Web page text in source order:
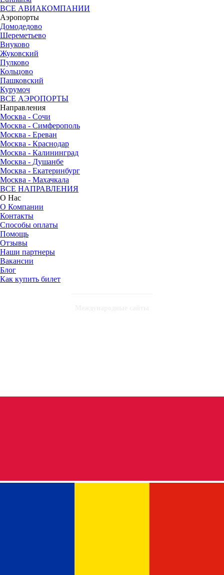
ВСЕ АВИАКОМПАНИИ
Аэропорты
Домодедово
Шереметьево
Внуково
Жуковский
Пулково
Кольцово
Пашковский
Курумоч
ВСЕ АЭРОПОРТЫ
Направления
Москва - Сочи
Москва - Симферополь
Москва - Ереван
Москва - Краснодар
Москва - Калининград
Москва - Душанбе
Москва - Екатеринбург
Москва - Махачкала
ВСЕ НАПРАВЛЕНИЯ
О Нас
О Компании
Контакты
Способы оплаты
Помощь
Отзывы
Наши партнеры
Вакансии
Блог
Как купить билет